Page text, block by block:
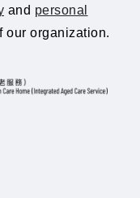
and personal
our organization.